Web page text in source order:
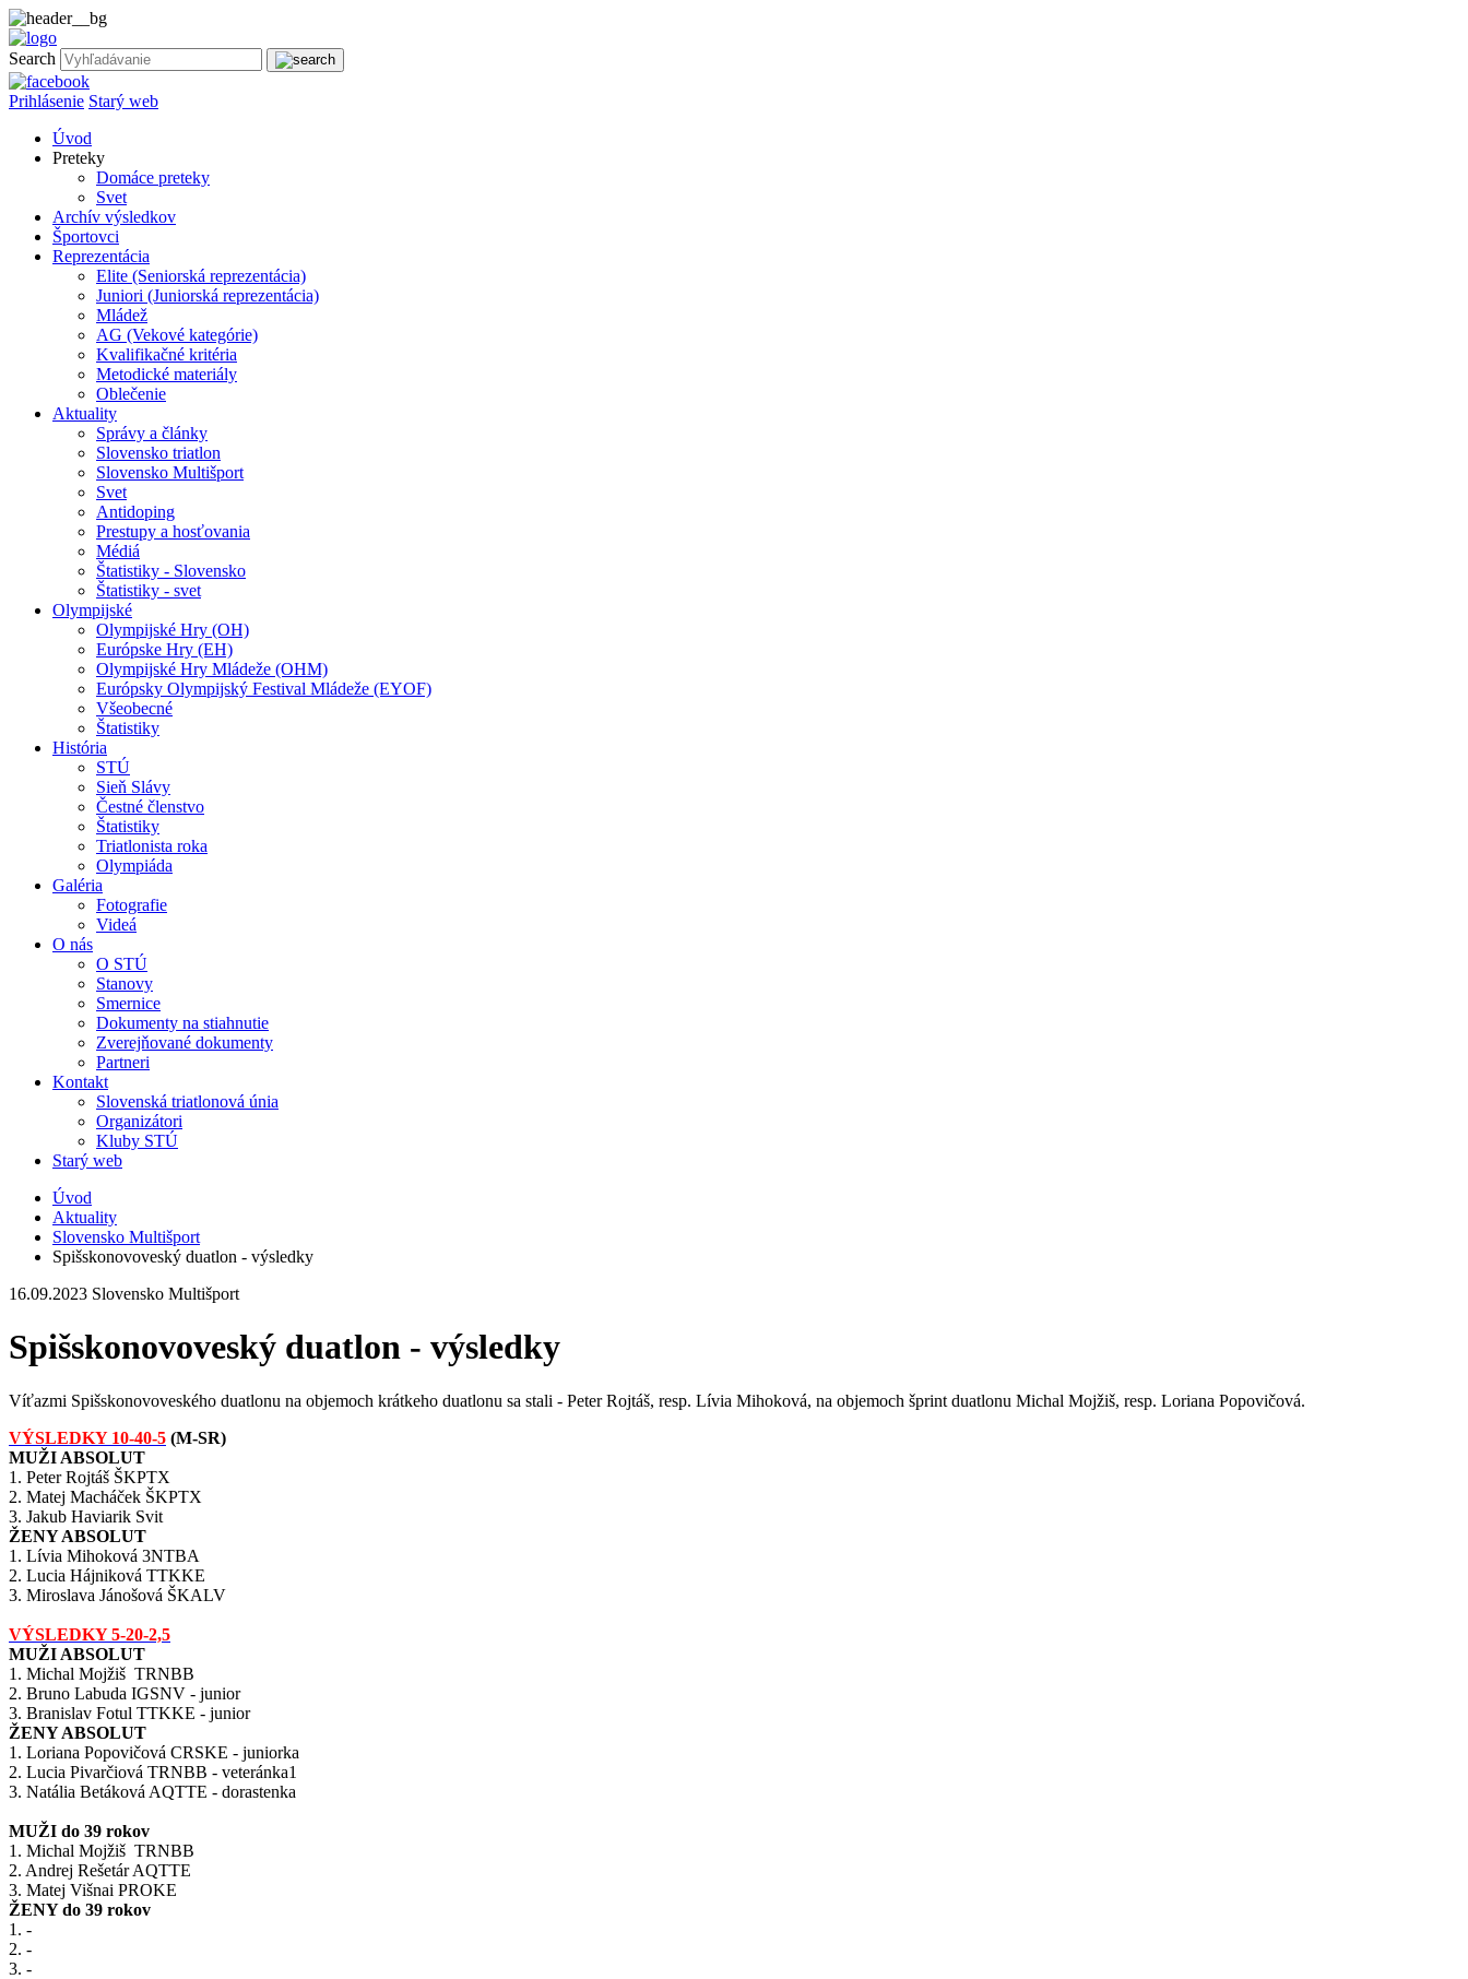
Search
Prihlásenie Starý web
Úvod
Preteky
Domáce preteky
Svet
Archív výsledkov
Športovci
Reprezentácia
Elite (Seniorská reprezentácia)
Juniori (Juniorská reprezentácia)
Mládež
AG (Vekové kategórie)
Kvalifikačné kritéria
Metodické materiály
Oblečenie
Aktuality
Správy a články
Slovensko triatlon
Slovensko Multišport
Svet
Antidoping
Prestupy a hosťovania
Médiá
Štatistiky - Slovensko
Štatistiky - svet
Olympijské
Olympijské Hry (OH)
Európske Hry (EH)
Olympijské Hry Mládeže (OHM)
Európsky Olympijský Festival Mládeže (EYOF)
Všeobecné
Štatistiky
História
STÚ
Sieň Slávy
Čestné členstvo
Štatistiky
Triatlonista roka
Olympiáda
Galéria
Fotografie
Videá
O nás
O STÚ
Stanovy
Smernice
Dokumenty na stiahnutie
Zverejňované dokumenty
Partneri
Kontakt
Slovenská triatlonová únia
Organizátori
Kluby STÚ
Starý web
Úvod
Aktuality
Slovensko Multišport
Spišskonovoveský duatlon - výsledky
16.09.2023 Slovensko Multišport
Spišskonovoveský duatlon - výsledky
Víťazmi Spišskonovoveského duatlonu na objemoch krátkeho duatlonu sa stali - Peter Rojtáš, resp. Lívia Mihoková, na objemoch šprint duatlonu Michal Mojžiš, resp. Loriana Popovičová.
VÝSLEDKY 10-40-5 (M-SR)
MUŽI ABSOLUT
1. Peter Rojtáš ŠKPTX
2. Matej Macháček ŠKPTX
3. Jakub Haviarik Svit
ŽENY ABSOLUT
1. Lívia Mihoková 3NTBA
2. Lucia Hájniková TTKKE
​3. Miroslava Jánošová ŠKALV
VÝSLEDKY 5-20-2,5
MUŽI ABSOLUT
1. Michal Mojžiš TRNBB
2. Bruno Labuda IGSNV - junior
3. Branislav Fotul TTKKE - junior
ŽENY ABSOLUT
1. Loriana Popovičová CRSKE - juniorka
2. Lucia Pivarčiová TRNBB - veteránka1
​3. Natália Betáková AQTTE - dorastenka
MUŽI do 39 rokov
1. Michal Mojžiš TRNBB
2. Andrej Rešetár AQTTE
3. Matej Višnai PROKE
ŽENY do 39 rokov
1. -
2. -
​3. -